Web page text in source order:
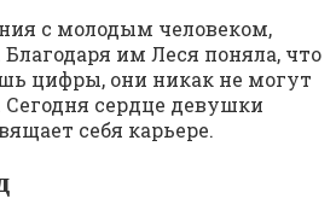
с молодым человеком,
им Леся поняла, что
цифры, они никак не могут
Сегодня сердце девушки
себя карьере.